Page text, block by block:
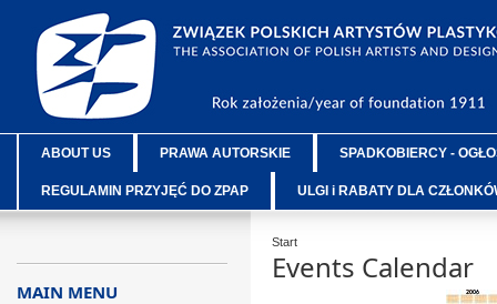
ABOUT US PRAWA AUTORSKIE SPADKOBIERCY -
REGULAMIN PRZYJĘĆ DO ZPAP ULGI i RABATY DLA
Start
Events Calendar
MAIN MENU